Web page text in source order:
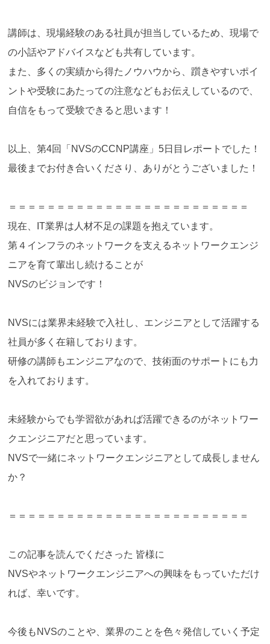
講師は、現場経験のある社員が担当しているため、現場で
の小話やアドバイスなども共有しています。
また、多くの実績から得たノウハウから、躓きやすいポイ
ントや受験にあたっての注意などもお伝えしているので、
自信をもって受験できると思います！
以上、第4回「NVSのCCNP講座」5日目レポートでした！
最後までお付き合いくださり、ありがとうございました！
＝＝＝＝＝＝＝＝＝＝＝＝＝＝＝＝＝＝＝＝＝＝＝＝＝
現在、IT業界は人材不足の課題を抱えています。
第４インフラのネットワークを支えるネットワークエンジ
ニアを育て輩出し続けることが
NVSのビジョンです！
NVSには業界未経験で入社し、エンジニアとして活躍する
社員が多く在籍しております。
研修の講師もエンジニアなので、技術面のサポートにも力
を入れております。
未経験からでも学習欲があれば活躍できるのがネットワー
クエンジニアだと思っています。
NVSで一緒にネットワークエンジニアとして成長しません
か？
＝＝＝＝＝＝＝＝＝＝＝＝＝＝＝＝＝＝＝＝＝＝＝＝＝
この記事を読んでくださった 皆様に
NVSやネットワークエンジニアへの興味をもっていただけ
れば、幸いです。
今後もNVSのことや、業界のことを色々発信していく予定